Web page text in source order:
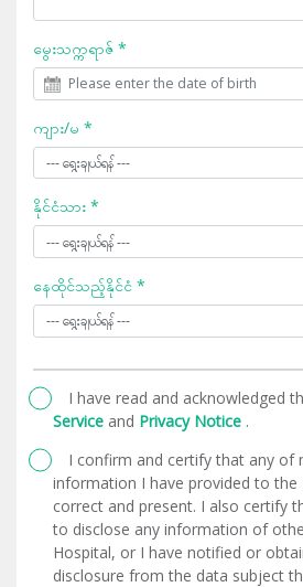
မွေးသက္ကရာဇ် *
ကျား/မ *
နိုင်ငံသား *
နေထိုင်သည့်နိုင်ငံ *
I have read and acknowledged
Service and Privacy Notice .
I confirm and certify that any of
information I have provided to the
correct and present. I also certify
to disclose any information of
Hospital, or I have notified or
disclosure from the data subject